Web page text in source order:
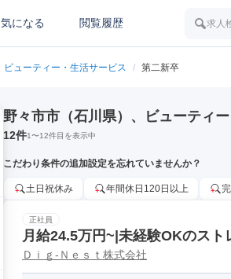
気になる 閲覧履歴 求人
ビューティー・生活サービス / 第二新卒
野々市市（石川県）、ビューティ
12件1〜12件目を表示中
こだわり条件の追加設定を忘れていませんか？
土日祝休み 年間休日120日以上
正社員
月給24.5万円~|未経験OKのスト
Ｄｉｇ‐Ｎｅｓｔ株式会社